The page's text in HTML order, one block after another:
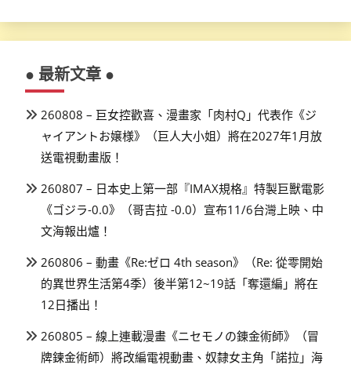
● 最新文章 ●
260808 – 巨女控歡喜、漫畫家「肉村Q」代表作《ジ
ャイアントお嬢様》（巨人大小姐）將在2027年1月放
送電視動畫版！
260807 – 日本史上第一部『IMAX規格』特製巨獸電影
《ゴジラ-0.0》（哥吉拉 -0.0）宣布11/6台灣上映、中
文海報出爐！
260806 – 動畫《Re:ゼロ 4th season》（Re: 從零開始
的異世界生活第4季）後半第12~19話「奪還編」將在
12日播出！
260805 – 線上連載漫畫《ニセモノの錬金術師》（冒
牌鍊金術師）將改編電視動畫、奴隸女主角「諾拉」海